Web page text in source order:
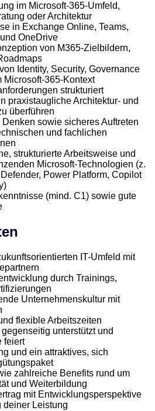
im Microsoft-365-Umfeld,
oder Architektur
in Exchange Online, Teams,
OneDrive
von M365-Zielbildern,
Identity, Security, Governance
Microsoft-365-Kontext
strukturiert
praxistaugliche Architektur- und
überführen
sowie sicheres Auftreten
und fachlichen
strukturierte Arbeitsweise und
Microsoft-Technologien (z.
Power Platform, Copilot
(mind. C1) sowie gute
IT-Umfeld mit
durch Trainings,
Unternehmenskultur mit
flexible Arbeitszeiten
unterstützt und
feiert
und ein attraktives, sich
zahlreiche Benefits rund um
und Weiterbildung
mit Entwicklungsperspektive
deiner Leistung